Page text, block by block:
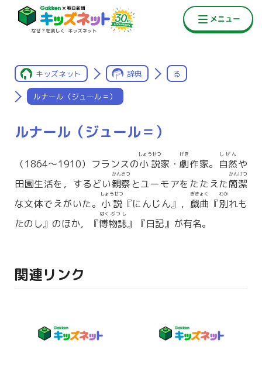
キッズネット 辞典 る
ルナール（ジュール＝）
ルナール（ジュール＝）
（1864〜1910）フランスの小説
しょうせつ
家・ 劇
げき
作家。 自然
しぜん
や
田園生活を，するどい観察
かんさつ
とユーモアをたたえた簡潔
かんけつ
な文体でえがいた。 小説
しょうせつ
『にんじん』， 戯曲
ぎきょく
『別
わか
れも
たのし』のほか，『博物誌
はくぶつし
』『日記』が有名。
関連リンク